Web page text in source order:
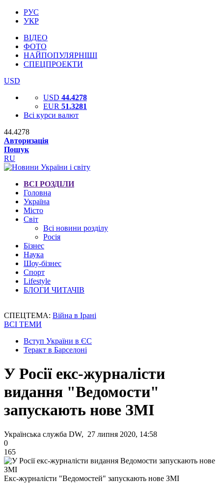
РУС
УКР
ВІДЕО
ФОТО
НАЙПОПУЛЯРНІШІ
СПЕЦПРОЕКТИ
USD
USD 44.4278
EUR 51.3281
Всі курси валют
44.4278
Авторизація
Пошук
RU
ВСІ РОЗДІЛИ
Головна
Україна
Місто
Світ
Всі новини розділу
Росія
Бізнес
Наука
Шоу-бізнес
Спорт
Lifestyle
БЛОГИ ЧИТАЧІВ
СПЕЦТЕМА: Війна в Ірані
ВСІ ТЕМИ
Вступ України в ЄС
Теракт в Барселоні
У Росії екс-журналісти
видання "Ведомости"
запускають нове ЗМІ
Українська служба DW, 27 липня 2020, 14:58
0
165
Екс-журналісти "Ведомостей" запускають нове ЗМІ